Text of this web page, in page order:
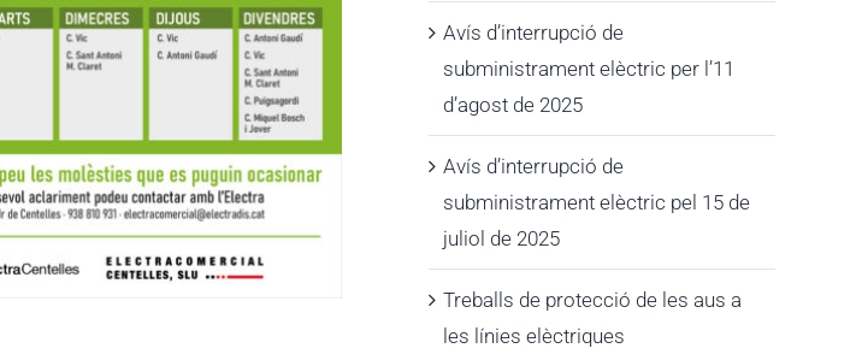
Avís d’interrupció de
subministrament elèctric per l’11
d’agost de 2025
Avís d’interrupció de
subministrament elèctric pel 15 de
juliol de 2025
Treballs de protecció de les aus a
les línies elèctriques